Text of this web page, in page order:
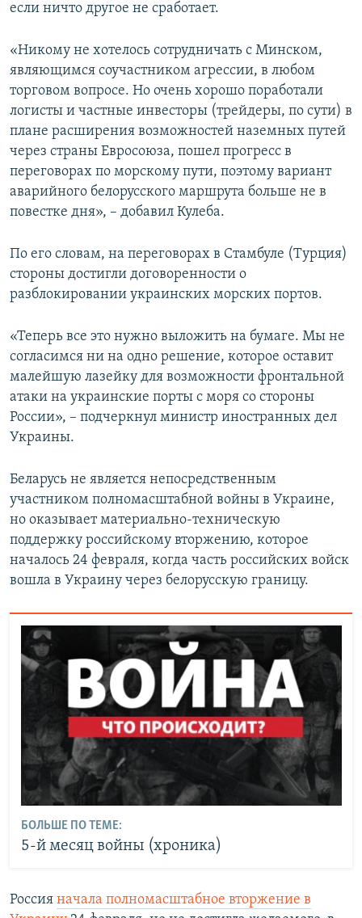
если ничто другое не сработает.
«Никому не хотелось сотрудничать с Минском,
являющимся соучастником агрессии, в любом
торговом вопросе. Но очень хорошо поработали
логисты и частные инвесторы (трейдеры, по сути) в
плане расширения возможностей наземных путей
через страны Евросоюза, пошел прогресс в
переговорах по морскому пути, поэтому вариант
аварийного белорусского маршрута больше не в
повестке дня», – добавил Кулеба.
По его словам, на переговорах в Стамбуле (Турция)
стороны достигли договоренности о
разблокировании украинских морских портов.
«Теперь все это нужно выложить на бумаге. Мы не
согласимся ни на одно решение, которое оставит
малейшую лазейку для возможности фронтальной
атаки на украинские порты с моря со стороны
России», – подчеркнул министр иностранных дел
Украины.
Беларусь не является непосредственным
участником полномасштабной войны в Украине,
но оказывает материально-техническую
поддержку российскому вторжению, которое
началось 24 февраля, когда часть российских войск
вошла в Украину через белорусскую границу.
БОЛЬШЕ ПО ТЕМЕ:
5-й месяц войны (хроника)
Россия начала полномасштабное вторжение в